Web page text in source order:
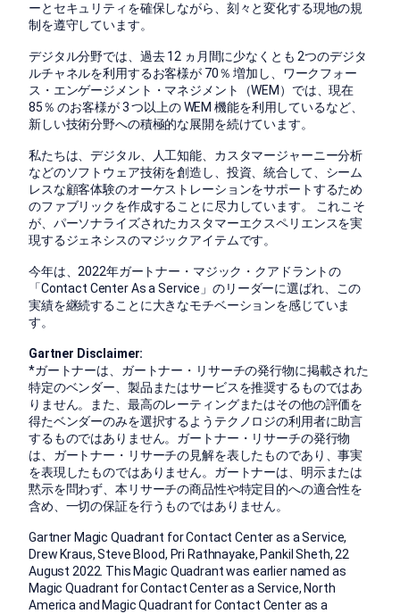
ーとセキュリティを確保しながら、刻々と変化する現地の規
制を遵守しています。
デジタル分野では、過去 12 ヵ月間に少なくとも 2つのデジタ
ルチャネルを利用するお客様が 70％ 増加し、ワークフォー
ス・エンゲージメント・マネジメント（WEM）では、現在
85％ のお客様が 3 つ以上の WEM 機能を利用しているなど、
新しい技術分野への積極的な展開を続けています。
私たちは、デジタル、人工知能、カスタマージャーニー分析
などのソフトウェア技術を創造し、投資、統合して、シーム
レスな顧客体験のオーケストレーションをサポートするため
のファブリックを作成することに尽力しています。 これこそ
が、パーソナライズされたカスタマーエクスペリエンスを実
現するジェネシスのマジックアイテムです。
今年は、2022年ガートナー・マジック・クアドラントの
「Contact Center As a Service」のリーダーに選ばれ、この
実績を継続することに大きなモチベーションを感じていま
す。
Gartner Disclaimer:
*ガートナーは、ガートナー・リサーチの発行物に掲載された
特定のベンダー、製品またはサービスを推奨するものではあ
りません。また、最高のレーティングまたはその他の評価を
得たベンダーのみを選択するようテクノロジの利用者に助言
するものではありません。ガートナー・リサーチの発行物
は、ガートナー・リサーチの見解を表したものであり、事実
を表現したものではありません。ガートナーは、明示または
黙示を問わず、本リサーチの商品性や特定目的への適合性を
含め、一切の保証を行うものではありません。
Gartner Magic Quadrant for Contact Center as a Service,
Drew Kraus, Steve Blood, Pri Rathnayake, Pankil Sheth, 22
August 2022. This Magic Quadrant was earlier named as
Magic Quadrant for Contact Center as a Service, North
America and Magic Quadrant for Contact Center as a